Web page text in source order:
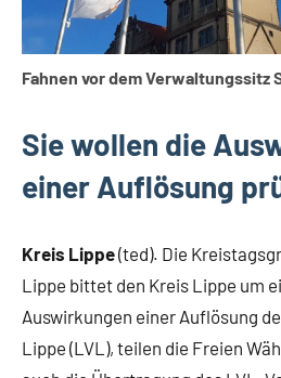
Fahnen vor dem Verwaltungssitz
Sie wollen die
einer Auflösung
Kreis Lippe(ted). Die
Lippe bittet den Kreis Lippe um
Auswirkungen einer Auflösung
Lippe (LVL), teilen die Freien